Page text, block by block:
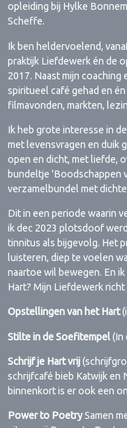
opleiding bij Hylke
Scheffe.
Ik ben heldervoelend,
praktijk Liefdewerk én de
2017. Naast mijn
spiritueel café gehad en
filmavonden, markten,
Ik heb grote interesse in
met levensvragen en duik
open en dicht, met liefde,
bundeltje 'Boodschappen
verzamelbundel met
Dit in een periode waarin
ik dec 2023 plotsdoof
tinnitus als bijgevolg. Het
luisteren, diep te voelen
naartoe wil bewegen. En
Hart? Mijn Liefdewerk
Opstellingen van het Hart
Stilte in de Soefitempel(In
Schrijf je Hart vrij
schrijfcafé bieb Katwijk en
binnenkort is er ook een
Power to PoetrySamen